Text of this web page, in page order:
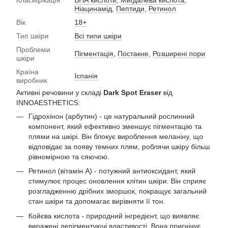
Ніацинамід
Пептиди
Ретинол
Вік
18+
Тип шкіри
Всі типи шкіри
Проблеми
шкіри
Пігментація Постакне Розширені пори
Країна
виробник
Іспанія
Активні речовини у складі Dark Spot Eraserвід
INNOAESTHETICS:
Гідрохінон (арбутин) - це натуральний рослинний
компонент, який ефективно зменшує пігментацію та
плями на шкірі. Він блокує вироблення меланіну, що
відповідає за появу темних плям, роблячи шкіру більш
рівномірною та сяючою.
Ретинол (вітамін А) - потужний антиоксидант, який
стимулює процес оновлення клітин шкіри. Він сприяє
розгладженню дрібних зморшок, покращує загальний
стан шкіри та допомагає вирівняти її тон.
Койєва кислота - природний інгредієнт, що виявляє
виражені депігментуючі властивості. Вона пригнічує